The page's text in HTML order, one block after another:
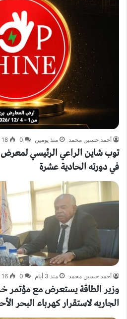
أحمد حسين محمد منذ يومين 0
18
توب شاين الراعي الرئيسي
في دورته الحادية عشرة
أحمد حسين محمد منذ 3 أيام 0
16
وزير الطاقة يستعرض مع مؤتمر
الجاريه لاستقرار كهرباء البحر